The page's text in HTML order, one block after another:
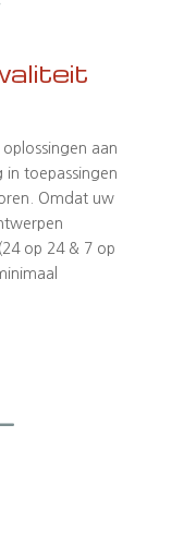
aan
in toepassingen
Omdat uw
op 24 & 7 op